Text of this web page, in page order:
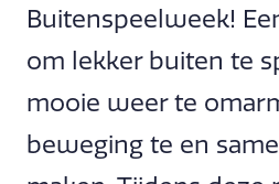
Buitenspeelweek!
om lekker buiten te
mooie weer te
beweging te en